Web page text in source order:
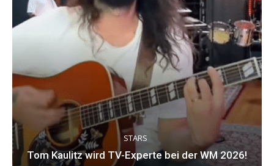
STARS
Tom Kaulitz wird TV-Experte bei der WM 2026!